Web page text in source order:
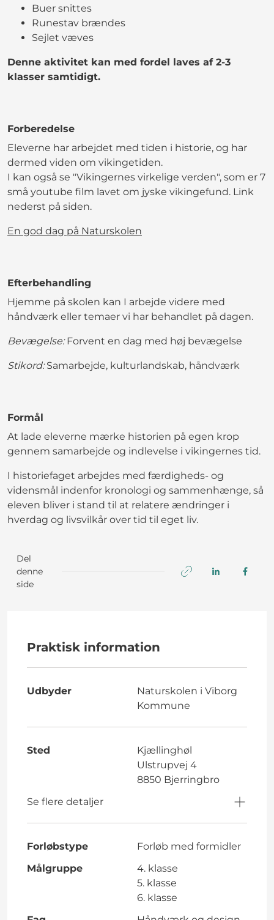
Buer snittes
Runestav brændes
Sejlet væves
Denne aktivitet kan med fordel laves af 2-3
klasser samtidigt.
Forberedelse
Eleverne har arbejdet med tiden i historie, og har
dermed viden om vikingetiden.
I kan også se "Vikingernes virkelige verden", som er 7
små youtube film lavet om jyske vikingefund. Link
nederst på siden.
En god dag på Naturskolen
Efterbehandling
Hjemme på skolen kan I arbejde videre med
håndværk eller temaer vi har behandlet på dagen.
Bevægelse:Forvent en dag med høj bevægelse
Stikord:Samarbejde, kulturlandskab, håndværk
Formål
At lade eleverne mærke historien på egen krop
gennem samarbejde og indlevelse i vikingernes tid.
I historiefaget arbejdes med færdigheds- og
vidensmål indenfor kronologi og sammenhænge, så
eleven bliver i stand til at relatere ændringer i
hverdag og livsvilkår over tid til eget liv.
Del
denne
side
Praktisk information
Udbyder
Naturskolen i Viborg
Kommune
Sted
Kjællinghøl
Ulstrupvej 4
8850 Bjerringbro
Se flere detaljer
Forløbstype
Forløb med formidler
Målgruppe
4. klasse
5. klasse
6. klasse